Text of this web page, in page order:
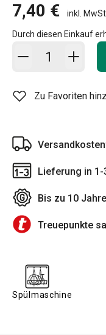
7,40 € inkl.
Durch diesen Einkauf
In den
Zu Favoriten
Lieferung in 1-
Bis zu 10
Treuepunkte
Spülmaschine